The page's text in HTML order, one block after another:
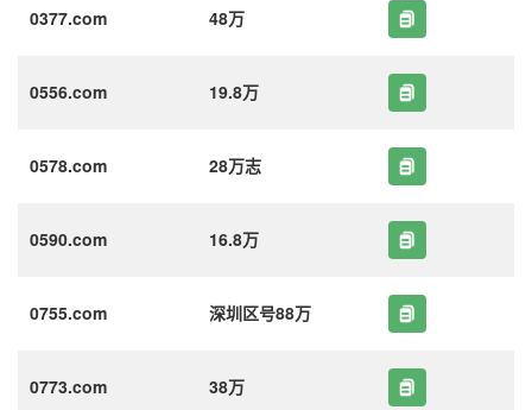
0377.com 48万
0556.com 19.8万
0578.com 28万志
0590.com 16.8万
0755.com 深圳区号88万
0773.com 38万